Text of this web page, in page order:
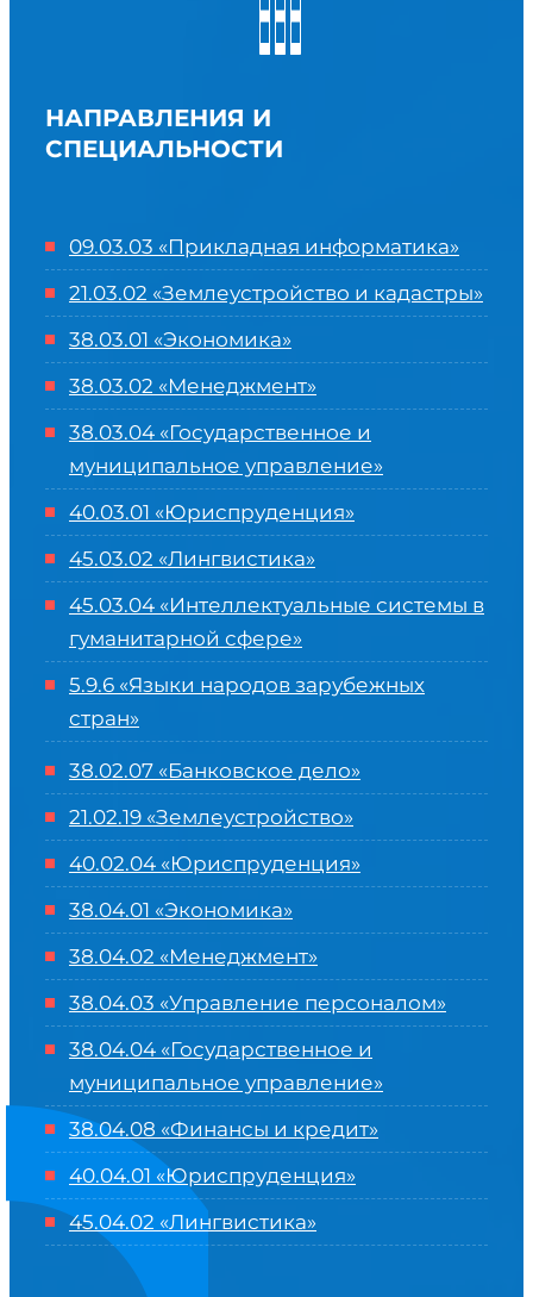
НАПРАВЛЕНИЯ И
СПЕЦИАЛЬНОСТИ
09.03.03 «Прикладная информатика»
21.03.02 «Землеустройство и кадастры»
38.03.01 «Экономика»
38.03.02 «Менеджмент»
38.03.04 «Государственное и
муниципальное управление»
40.03.01 «Юриспруденция»
45.03.02 «Лингвистика»
45.03.04 «Интеллектуальные системы в
гуманитарной сфере»
5.9.6 «Языки народов зарубежных
стран»
38.02.07 «Банковское дело»
21.02.19 «Землеустройство»
40.02.04 «Юриспруденция»
38.04.01 «Экономика»
38.04.02 «Менеджмент»
38.04.03 «Управление персоналом»
38.04.04 «Государственное и
муниципальное управление»
38.04.08 «Финансы и кредит»
40.04.01 «Юриспруденция»
45.04.02 «Лингвистика»